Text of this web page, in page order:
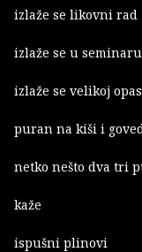
izlaže se likovni rad
izlaže se u
izlaže se velikoj
puran na kiši i
netko nešto dva tri
kaže
ispušni plinovi